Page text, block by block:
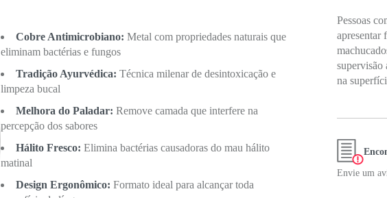
Cobre Antimicrobiano:Metal com propriedades naturais que
eliminam bactérias e fungos
Tradição Ayurvédica:Técnica milenar de desintoxicação e
limpeza bucal
Melhora do Paladar:Remove camada que interfere na
percepção dos sabores
Hálito Fresco:Elimina bactérias causadoras do mau hálito
matinal
Design Ergonômico:Formato ideal para alcançar toda
Pessoas
apresentar
supervisão
na
Envie um